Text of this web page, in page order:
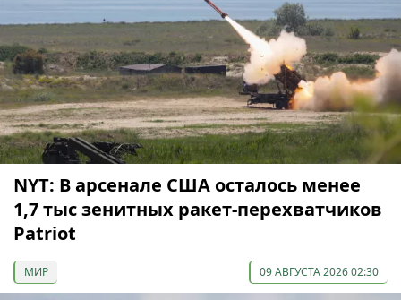
NYT: В арсенале США осталось менее
1,7 тыс зенитных ракет-перехватчиков
Patriot
МИР 09 АВГУСТА 2026 02:30